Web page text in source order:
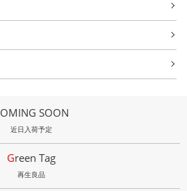
COMING SOON
近日入荷予定
Green Tag
再生良品